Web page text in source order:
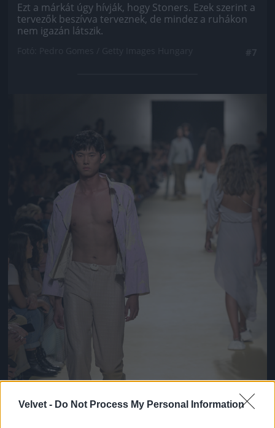
Velvet - Do Not Process My Personal Information
Ezt a márkát úgy hívják, hogy Stoners. Ezek szerint a
tervezők beszívva terveznek, de mindez a ruhákon
nem igazán látszik.